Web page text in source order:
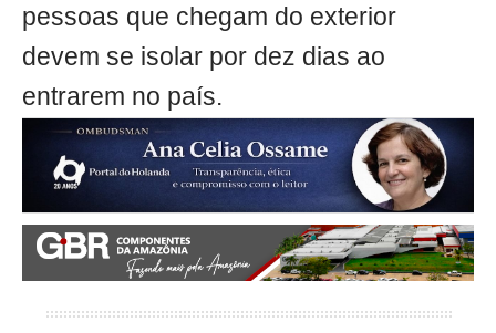
pessoas que chegam do exterior
devem se isolar por dez dias ao
entrarem no país.